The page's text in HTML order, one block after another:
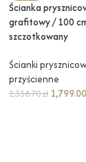
Ścianka
grafitowy / 100
szczotkowany
Ścianki
przyścienne
2,338.70zł